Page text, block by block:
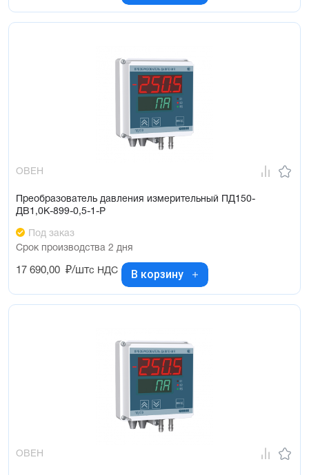
ОВЕН
Преобразователь давления измерительный ПД150-
ДВ1,0К-899-0,5-1-Р
Под заказ
Срок производства 2 дня
17 690,00 ₽/штс НДС В корзину
ОВЕН